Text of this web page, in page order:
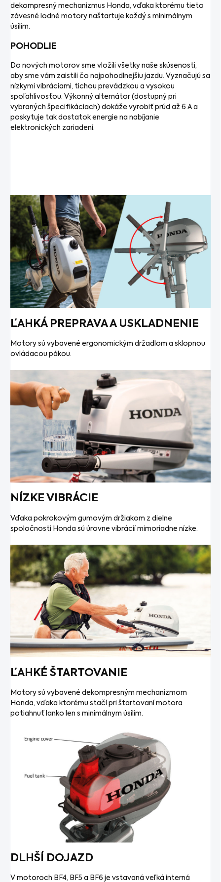
dekompresný mechanizmus Honda, vďaka ktorému tieto
závesné lodné motory naštartuje každý s minimálnym
úsilím.
POHODLIE
Do nových motorov sme vložili všetky naše skúsenosti,
aby sme vám zaistili čo najpohodlnejšiu jazdu. Vyznačujú sa
nízkymi vibráciami, tichou prevádzkou a vysokou
spoľahlivosťou. Výkonný alternátor (dostupný pri
vybraných špecifikáciach) dokáže vyrobiť prúd až 6 A a
poskytuje tak dostatok energie na nabíjanie
elektronických zariadení.
ĽAHKÁ PREPRAVA A USKLADNENIE
Motory sú vybavené ergonomickým držadlom a sklopnou
ovládacou pákou.
NÍZKE VIBRÁCIE
Vďaka pokrokovým gumovým držiakom z dielne
spoločnosti Honda sú úrovne vibrácií mimoriadne nízke.
ĽAHKÉ ŠTARTOVANIE
Motory sú vybavené dekompresným mechanizmom
Honda, vďaka ktorému stačí pri štartovaní motora
potiahnuť lanko len s minimálnym úsilím.
DLHŠÍ DOJAZD
V motoroch BF4, BF5 a BF6 je vstavaná veľká interná